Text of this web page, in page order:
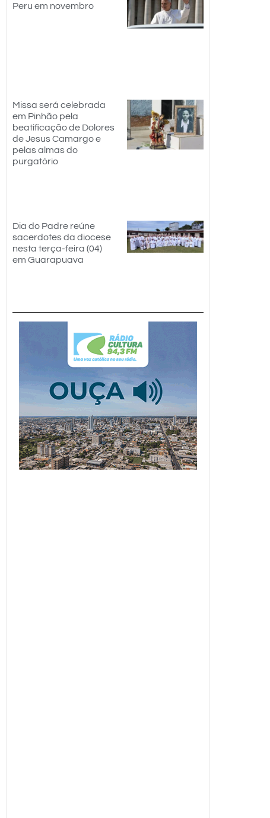
Peru em novembro
Missa será celebrada
em Pinhão pela
beatificação de Dolores
de Jesus Camargo e
pelas almas do
purgatório
Dia do Padre reúne
sacerdotes da diocese
nesta terça-feira (04)
em Guarapuava